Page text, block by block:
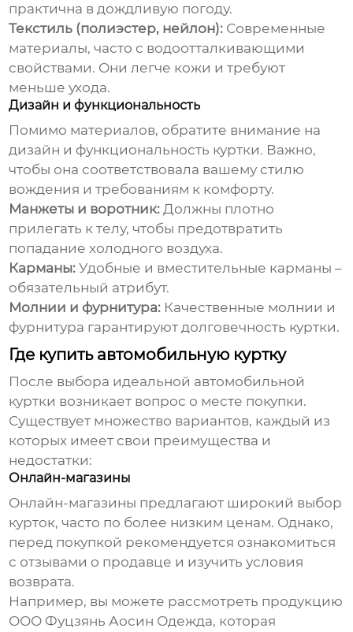
практична в дождливую погоду.
Текстиль (полиэстер, нейлон): Современные
материалы, часто с водоотталкивающими
свойствами. Они легче кожи и требуют
меньше ухода.
Дизайн и функциональность
Помимо материалов, обратите внимание на
дизайн и функциональность куртки. Важно,
чтобы она соответствовала вашему стилю
вождения и требованиям к комфорту.
Манжеты и воротник: Должны плотно
прилегать к телу, чтобы предотвратить
попадание холодного воздуха.
Карманы: Удобные и вместительные карманы –
обязательный атрибут.
Молнии и фурнитура: Качественные молнии и
фурнитура гарантируют долговечность куртки.
Где купить автомобильную куртку
После выбора идеальной автомобильной
куртки возникает вопрос о месте покупки.
Существует множество вариантов, каждый из
которых имеет свои преимущества и
недостатки:
Онлайн-магазины
Онлайн-магазины предлагают широкий выбор
курток, часто по более низким ценам. Однако,
перед покупкой рекомендуется ознакомиться
с отзывами о продавце и изучить условия
возврата.
Например, вы можете рассмотреть продукцию
ООО Фуцзянь Аосин Одежда, которая